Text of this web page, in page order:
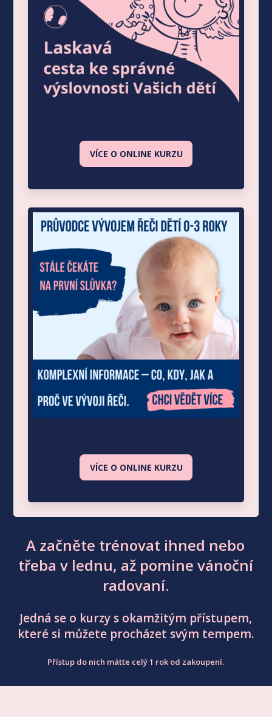
VÍCE O ONLINE KURZU
VÍCE O ONLINE KURZU
A začněte trénovat ihned nebo
třeba v lednu, až pomine vánoční
radovaní.
Jedná se o kurzy s okamžitým přístupem,
které si můžete procházet svým tempem.
Přístup do nich mátte celý 1 rok od zakoupení.